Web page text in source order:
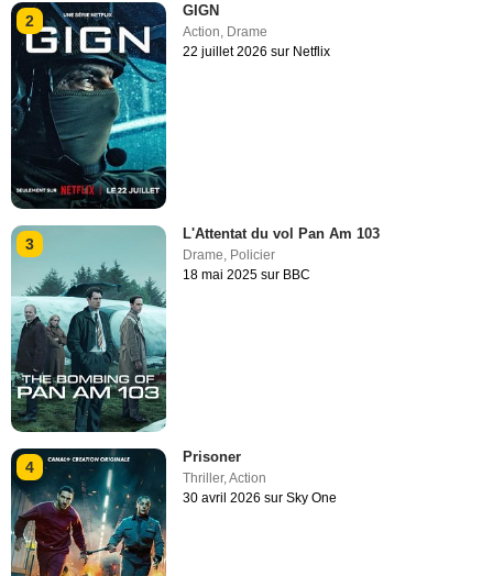
2
GIGN
Action Drame
22 juillet 2026 sur Netflix
3
L'Attentat du vol Pan Am 103
Drame, Policier
18 mai 2025 sur BBC
4
Prisoner
Thriller,Action
30 avril 2026 sur Sky One